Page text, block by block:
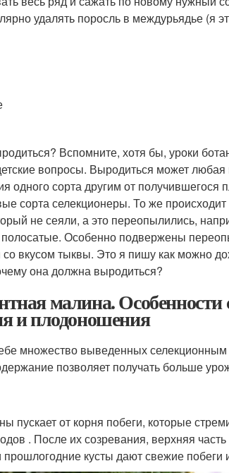
удалять поросль в междурьядье (я
Вспомните, хотя бы, уроки
вопросы. Выродиться может
сорта другим от получившегося
сорта селекционеры. То же
не сеяли, а это переопылились,
Особенно подвержены
вкусом тыквы. Это я пишу как можно
она должна выродиться?
малина. Особенности
и плодоношения
множество выведенных
позволяет получать больше
пускает от корня побеги, которые
. После их созревания, верхняя
кусты дают свежие